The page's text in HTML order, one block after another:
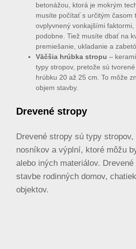
betonážou, ktorá je mokrým
musíte počítať s určitým
ovplyvnený vonkajšími
podobne. Tiež musíte dbať na
premiešanie, ukladanie a
Väčšia hrúbka stropu –
typy stropov, pretože sú
hrúbku 20 až 25 cm. To môže
objem stavby.
Drevené stropy
Drevené stropy sú typy
nosníkov a výplní, ktoré môžu
alebo iných materiálov.
stavbe rodinných domov,
objektov.